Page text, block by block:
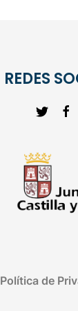
REDES
Política de